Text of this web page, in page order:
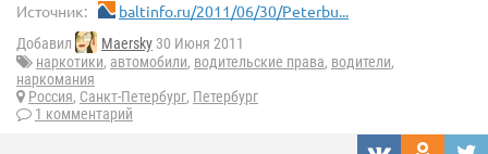
Источник: baltinfo.ru/2011/06/30/Peterbu...
Добавил Maersky 30 Июня 2011
наркотики, автомобили, водительские права, водители,
наркомания
Россия, Санкт-Петербург, Петербург
1 комментарий